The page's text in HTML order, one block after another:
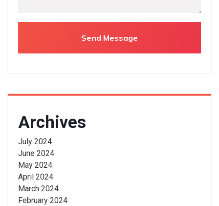
Archives
July 2024
June 2024
May 2024
April 2024
March 2024
February 2024